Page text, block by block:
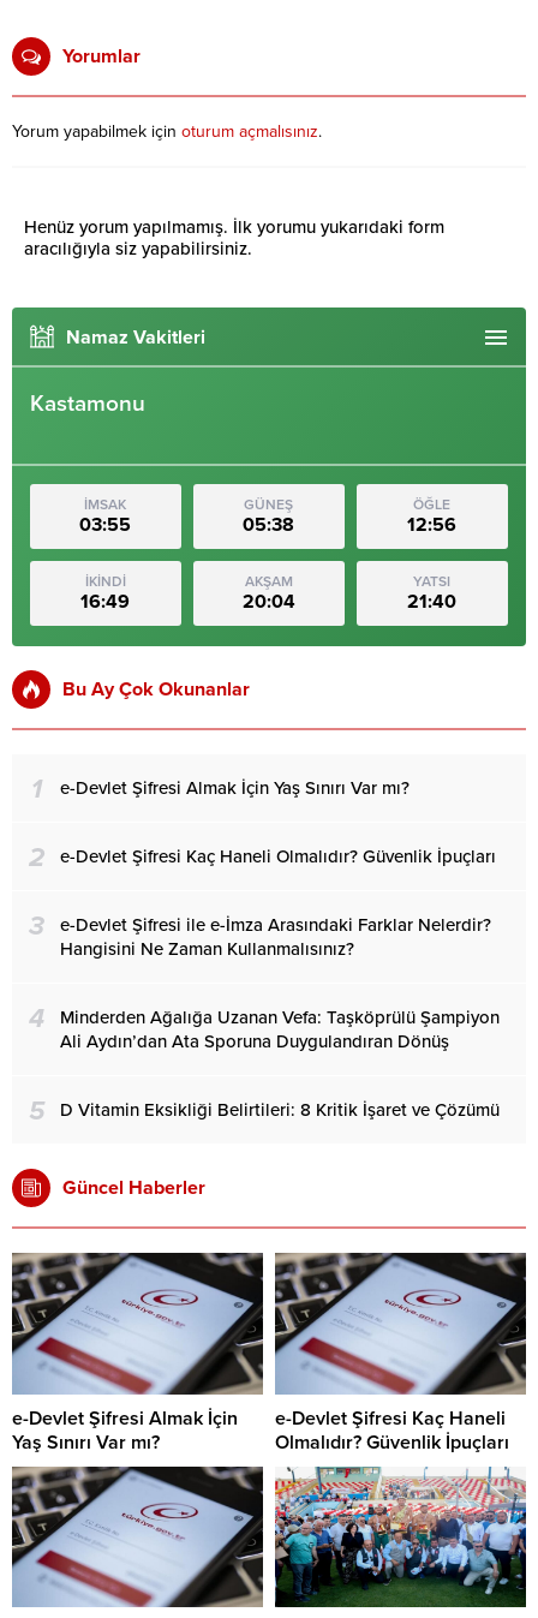
Yorumlar
Yorum yapabilmek için oturum açmalısınız.
Henüz yorum yapılmamış. İlk yorumu yukarıdaki form
aracılığıyla siz yapabilirsiniz.
Namaz Vakitleri
Kastamonu
İMSAK
03:55
GÜNEŞ
05:38
ÖĞLE
12:56
İKİNDİ
16:49
AKŞAM
20:04
YATSI
21:40
Bu Ay Çok Okunanlar
1 e-Devlet Şifresi Almak İçin Yaş Sınırı Var mı?
2 e-Devlet Şifresi Kaç Haneli Olmalıdır? Güvenlik İpuçları
3
e-Devlet Şifresi ile e-İmza Arasındaki Farklar Nelerdir?
Hangisini Ne Zaman Kullanmalısınız?
4
Minderden Ağalığa Uzanan Vefa: Taşköprülü Şampiyon
Ali Aydın’dan Ata Sporuna Duygulandıran Dönüş
5 D Vitamin Eksikliği Belirtileri: 8 Kritik İşaret ve Çözümü
Güncel Haberler
e-Devlet Şifresi Almak İçin
Yaş Sınırı Var mı?
e-Devlet Şifresi Kaç Haneli
Olmalıdır? Güvenlik İpuçları